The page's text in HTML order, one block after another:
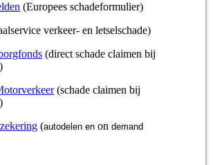
(Europees schadeformulier)
verkeer- en letselschade)
(direct schade claimen bij
(schade claimen bij
(autodelen enondemand